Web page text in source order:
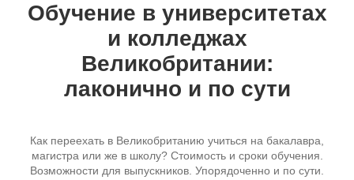
Обучение в университетах
и колледжах
Великобритании:
лаконично и по сути
Как переехать в Великобританию учиться на бакалавра,
магистра или же в школу? Стоимость и сроки обучения.
Возможности для выпускников. Упорядоченно и по сути.